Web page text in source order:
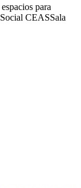
para
CEASSala